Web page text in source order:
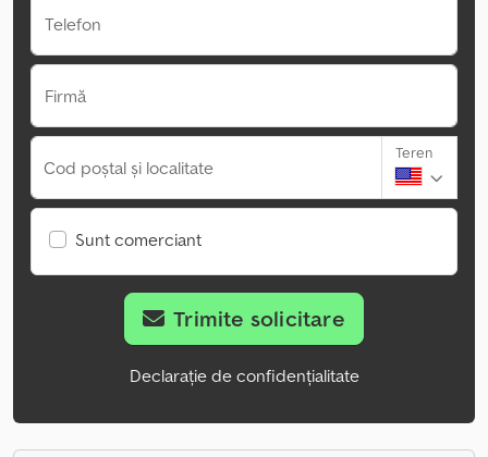
Telefon
Firmă
Cod poștal și localitate
Teren
Sunt comerciant
Trimite solicitare
Declarație de confidențialitate